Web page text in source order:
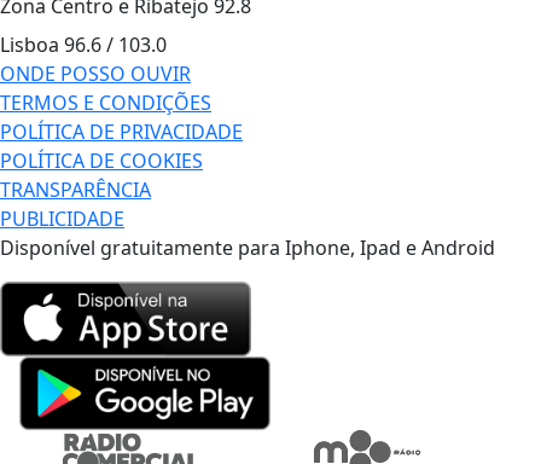
Zona Centro e Ribatejo 92.8
Lisboa 96.6 / 103.0
ONDE POSSO OUVIR
TERMOS E CONDIÇÕES
POLÍTICA DE PRIVACIDADE
POLÍTICA DE COOKIES
TRANSPARÊNCIA
PUBLICIDADE
Disponível gratuitamente para Iphone, Ipad e Android